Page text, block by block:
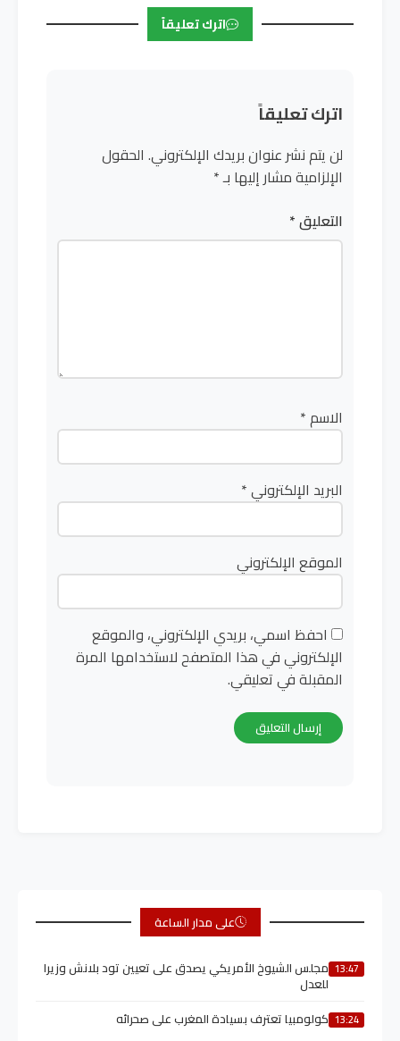
اترك تعليقاً
اترك تعليقاً
لن يتم نشر عنوان بريدك الإلكتروني. الحقول
الإلزامية مشار إليها بـ*
التعليق*
الاسم*
البريد الإلكتروني*
الموقع الإلكتروني
احفظ اسمي، بريدي الإلكتروني، والموقع
الإلكتروني في هذا المتصفح لاستخدامها المرة
المقبلة في تعليقي.
على مدار الساعة
13:47 مجلس الشيوخ الأمريكي يصدق على تعيين تود بلانش وزيرا
للعدل
13:24 كولومبيا تعترف بسيادة المغرب على صحرائه